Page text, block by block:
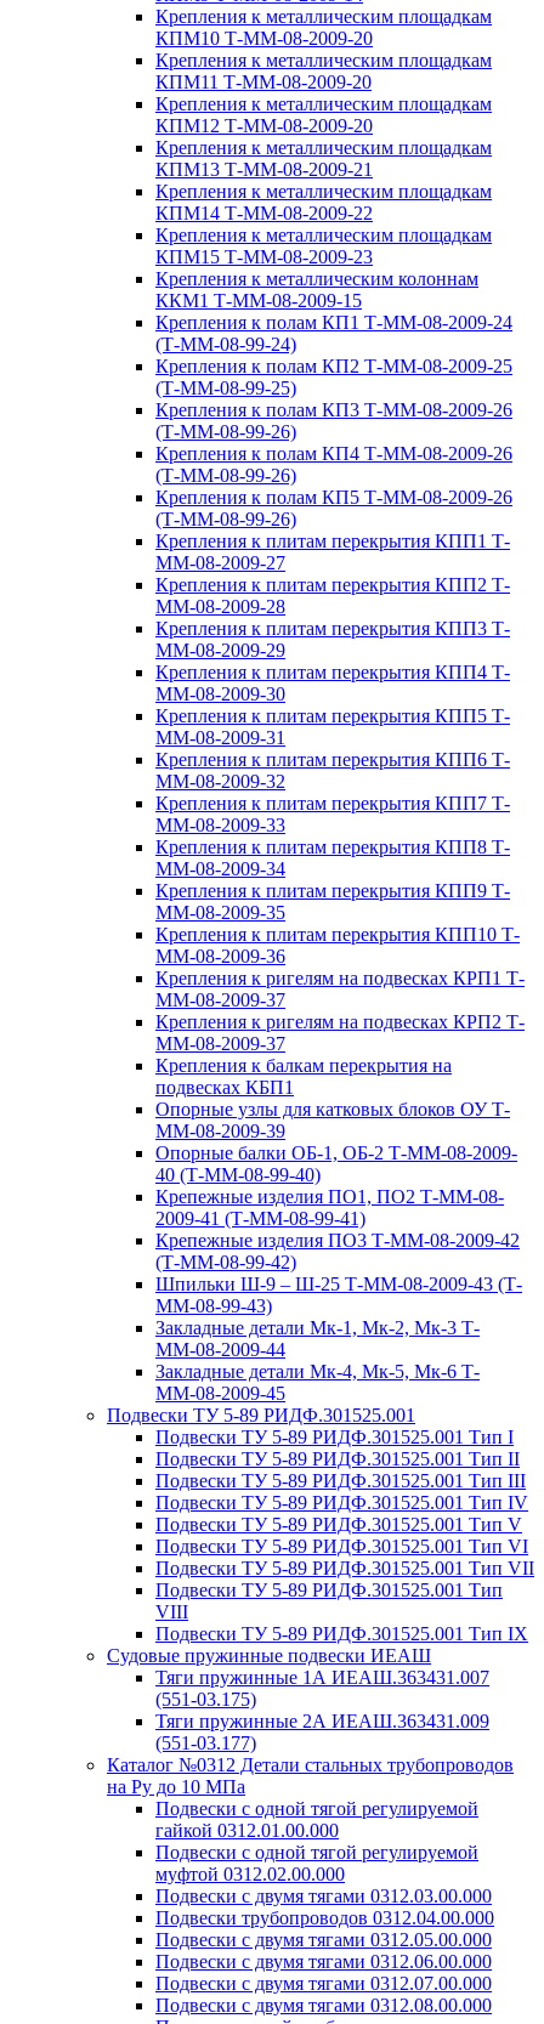
Крепления к металлическим площадкам
КПМ10 Т-ММ-08-2009-20
Крепления к металлическим площадкам
КПМ11 Т-ММ-08-2009-20
Крепления к металлическим площадкам
КПМ12 Т-ММ-08-2009-20
Крепления к металлическим площадкам
КПМ13 Т-ММ-08-2009-21
Крепления к металлическим площадкам
КПМ14 Т-ММ-08-2009-22
Крепления к металлическим площадкам
КПМ15 Т-ММ-08-2009-23
Крепления к металлическим колоннам
ККМ1 Т-ММ-08-2009-15
Крепления к полам КП1 Т-ММ-08-2009-24
(Т-ММ-08-99-24)
Крепления к полам КП2 Т-ММ-08-2009-25
(Т-ММ-08-99-25)
Крепления к полам КП3 Т-ММ-08-2009-26
(Т-ММ-08-99-26)
Крепления к полам КП4 Т-ММ-08-2009-26
(Т-ММ-08-99-26)
Крепления к полам КП5 Т-ММ-08-2009-26
(Т-ММ-08-99-26)
Крепления к плитам перекрытия КПП1 Т-
ММ-08-2009-27
Крепления к плитам перекрытия КПП2 Т-
ММ-08-2009-28
Крепления к плитам перекрытия КПП3 Т-
ММ-08-2009-29
Крепления к плитам перекрытия КПП4 Т-
ММ-08-2009-30
Крепления к плитам перекрытия КПП5 Т-
ММ-08-2009-31
Крепления к плитам перекрытия КПП6 Т-
ММ-08-2009-32
Крепления к плитам перекрытия КПП7 Т-
ММ-08-2009-33
Крепления к плитам перекрытия КПП8 Т-
ММ-08-2009-34
Крепления к плитам перекрытия КПП9 Т-
ММ-08-2009-35
Крепления к плитам перекрытия КПП10 Т-
ММ-08-2009-36
Крепления к ригелям на подвесках КРП1 Т-
ММ-08-2009-37
Крепления к ригелям на подвесках КРП2 Т-
ММ-08-2009-37
Крепления к балкам перекрытия на
подвесках КБП1
Опорные узлы для катковых блоков ОУ Т-
ММ-08-2009-39
Опорные балки ОБ-1, ОБ-2 Т-ММ-08-2009-
40 (Т-ММ-08-99-40)
Крепежные изделия ПО1, ПО2 Т-ММ-08-
2009-41 (Т-ММ-08-99-41)
Крепежные изделия ПО3 Т-ММ-08-2009-42
(Т-ММ-08-99-42)
Шпильки Ш-9 – Ш-25 Т-ММ-08-2009-43 (Т-
ММ-08-99-43)
Закладные детали Мк-1, Мк-2, Мк-3 Т-
ММ-08-2009-44
Закладные детали Мк-4, Мк-5, Мк-6 Т-
ММ-08-2009-45
Подвески ТУ 5-89 РИДФ.301525.001
Подвески ТУ 5-89 РИДФ.301525.001 Тип I
Подвески ТУ 5-89 РИДФ.301525.001 Тип II
Подвески ТУ 5-89 РИДФ.301525.001 Тип III
Подвески ТУ 5-89 РИДФ.301525.001 Тип IV
Подвески ТУ 5-89 РИДФ.301525.001 Тип V
Подвески ТУ 5-89 РИДФ.301525.001 Тип VI
Подвески ТУ 5-89 РИДФ.301525.001 Тип VII
Подвески ТУ 5-89 РИДФ.301525.001 Тип
VIII
Подвески ТУ 5-89 РИДФ.301525.001 Тип IX
Судовые пружинные подвески ИЕАШ
Тяги пружинные 1А ИЕАШ.363431.007
(551-03.175)
Тяги пружинные 2А ИЕАШ.363431.009
(551-03.177)
Каталог №0312 Детали стальных трубопроводов
на Ру до 10 МПа
Подвески с одной тягой регулируемой
гайкой 0312.01.00.000
Подвески с одной тягой регулируемой
муфтой 0312.02.00.000
Подвески с двумя тягами 0312.03.00.000
Подвески трубопроводов 0312.04.00.000
Подвески с двумя тягами 0312.05.00.000
Подвески с двумя тягами 0312.06.00.000
Подвески с двумя тягами 0312.07.00.000
Подвески с двумя тягами 0312.08.00.000